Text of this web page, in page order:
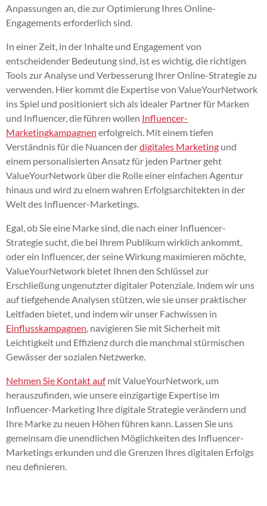
Anpassungen an, die zur Optimierung Ihres Online-
Engagements erforderlich sind.
In einer Zeit, in der Inhalte und Engagement von
entscheidender Bedeutung sind, ist es wichtig, die richtigen
Tools zur Analyse und Verbesserung Ihrer Online-Strategie zu
verwenden. Hier kommt die Expertise von ValueYourNetwork
ins Spiel und positioniert sich als idealer Partner für Marken
und Influencer, die führen wollen Influencer-
Marketingkampagnen erfolgreich. Mit einem tiefen
Verständnis für die Nuancen derdigitales Marketing und
einem personalisierten Ansatz für jeden Partner geht
ValueYourNetwork über die Rolle einer einfachen Agentur
hinaus und wird zu einem wahren Erfolgsarchitekten in der
Welt des Influencer-Marketings.
Egal, ob Sie eine Marke sind, die nach einer Influencer-
Strategie sucht, die bei Ihrem Publikum wirklich ankommt,
oder ein Influencer, der seine Wirkung maximieren möchte,
ValueYourNetwork bietet Ihnen den Schlüssel zur
Erschließung ungenutzter digitaler Potenziale. Indem wir uns
auf tiefgehende Analysen stützen, wie sie unser praktischer
Leitfaden bietet, und indem wir unser Fachwissen in
Einflusskampagnen , navigieren Sie mit Sicherheit mit
Leichtigkeit und Effizienz durch die manchmal stürmischen
Gewässer der sozialen Netzwerke.
Nehmen Sie Kontakt aufmit ValueYourNetwork, um
herauszufinden, wie unsere einzigartige Expertise im
Influencer-Marketing Ihre digitale Strategie verändern und
Ihre Marke zu neuen Höhen führen kann. Lassen Sie uns
gemeinsam die unendlichen Möglichkeiten des Influencer-
Marketings erkunden und die Grenzen Ihres digitalen Erfolgs
neu definieren.